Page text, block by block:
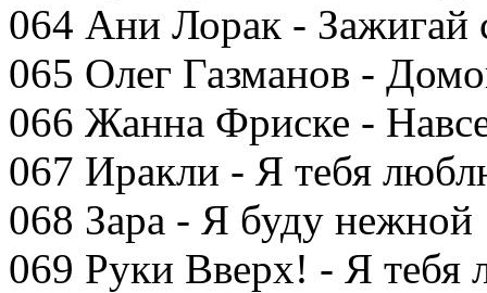
064 Ани Лорак - Зажигай
065 Олег Газманов -
066 Жанна Фриске -
067 Иракли - Я тебя
068 Зара - Я буду нежной
069 Руки Вверх! - Я тебя